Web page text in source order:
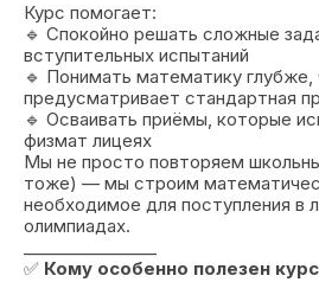
Курс помогает:
🔹 Спокойно решать сложные
вступительных испытаний
🔹 Понимать математику глубже,
предусматривает стандартная
🔹 Осваивать приёмы, которые
физмат лицеях
Мы не просто повторяем
тоже) — мы строим
необходимое для поступления в
олимпиадах.
✅ Кому особенно полезен